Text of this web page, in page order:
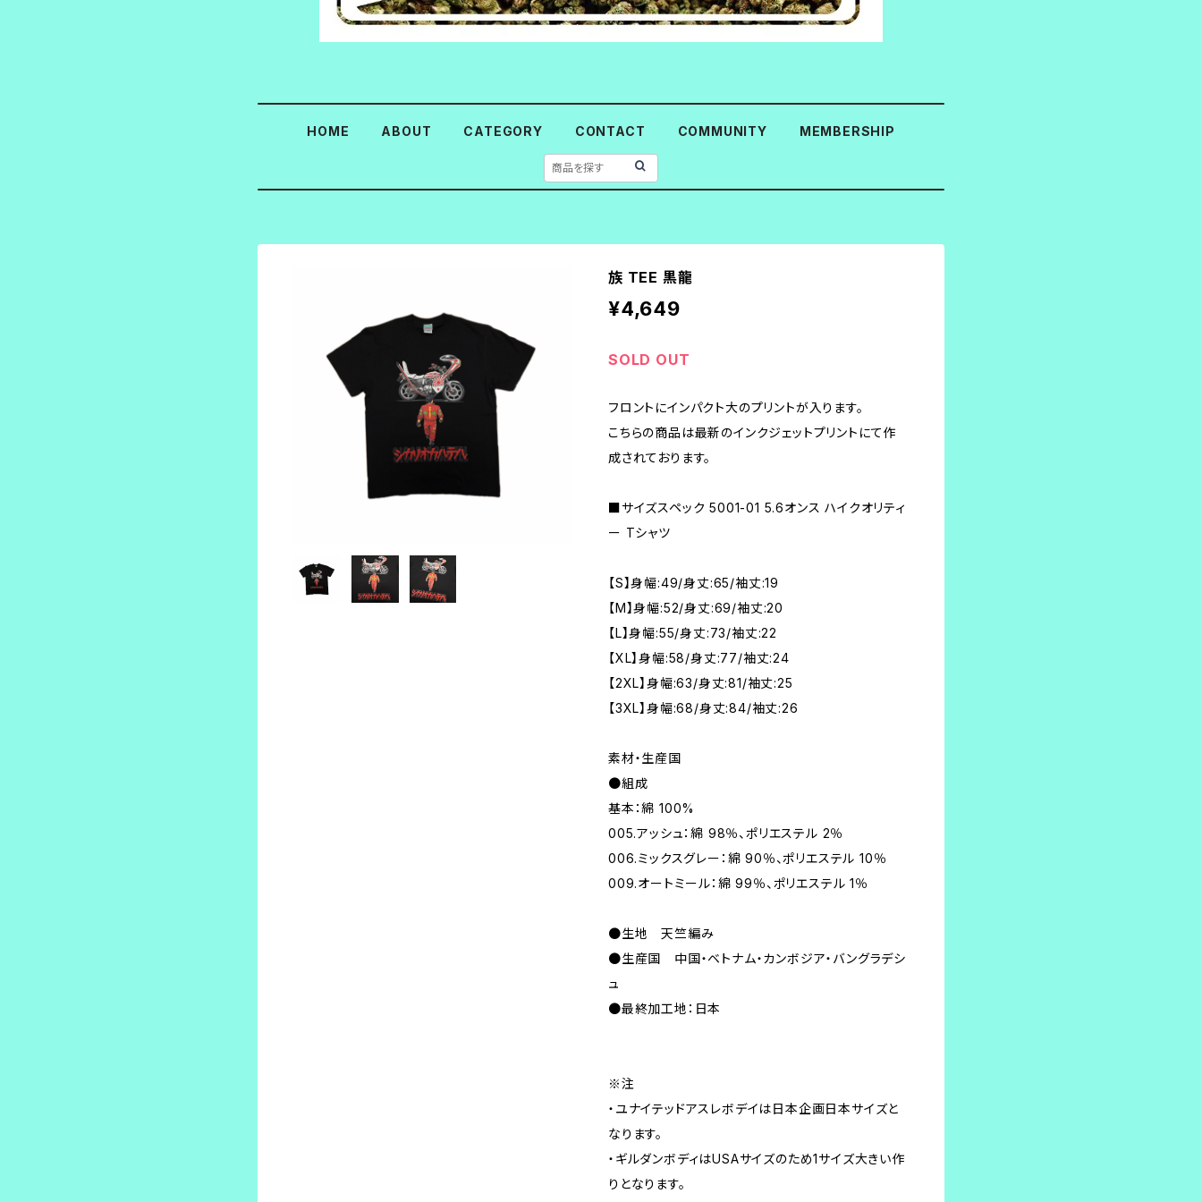
HOME ABOUT CATEGORY CONTACT COMMUNITY MEMBERSHIP
族 TEE 黒龍
¥4,649
SOLD OUT
フロントにインパクト大のプリントが入ります。
こちらの商品は最新のインクジェットプリントにて作
成されております。
■サイズスペック 5001-01 5.6オンス ハイクオリティ
ー Tシャツ
【S】身幅:49/身丈:65/袖丈:19
【M】身幅:52/身丈:69/袖丈:20
【L】身幅:55/身丈:73/袖丈:22
【XL】身幅:58/身丈:77/袖丈:24
【2XL】身幅:63/身丈:81/袖丈:25
【3XL】身幅:68/身丈:84/袖丈:26
素材・生産国
●組成
基本：綿 100%
005.アッシュ：綿 98％、ポリエステル 2％
006.ミックスグレー：綿 90％、ポリエステル 10％
009.オートミール：綿 99％、ポリエステル 1％
●生地 天竺編み
●生産国 中国・ベトナム・カンボジア・バングラデシ
ュ
●最終加工地：日本
※注
・ユナイテッドアスレボデイは日本企画日本サイズと
なります。
・ギルダンボディはUSAサイズのため1サイズ大きい作
りとなります。